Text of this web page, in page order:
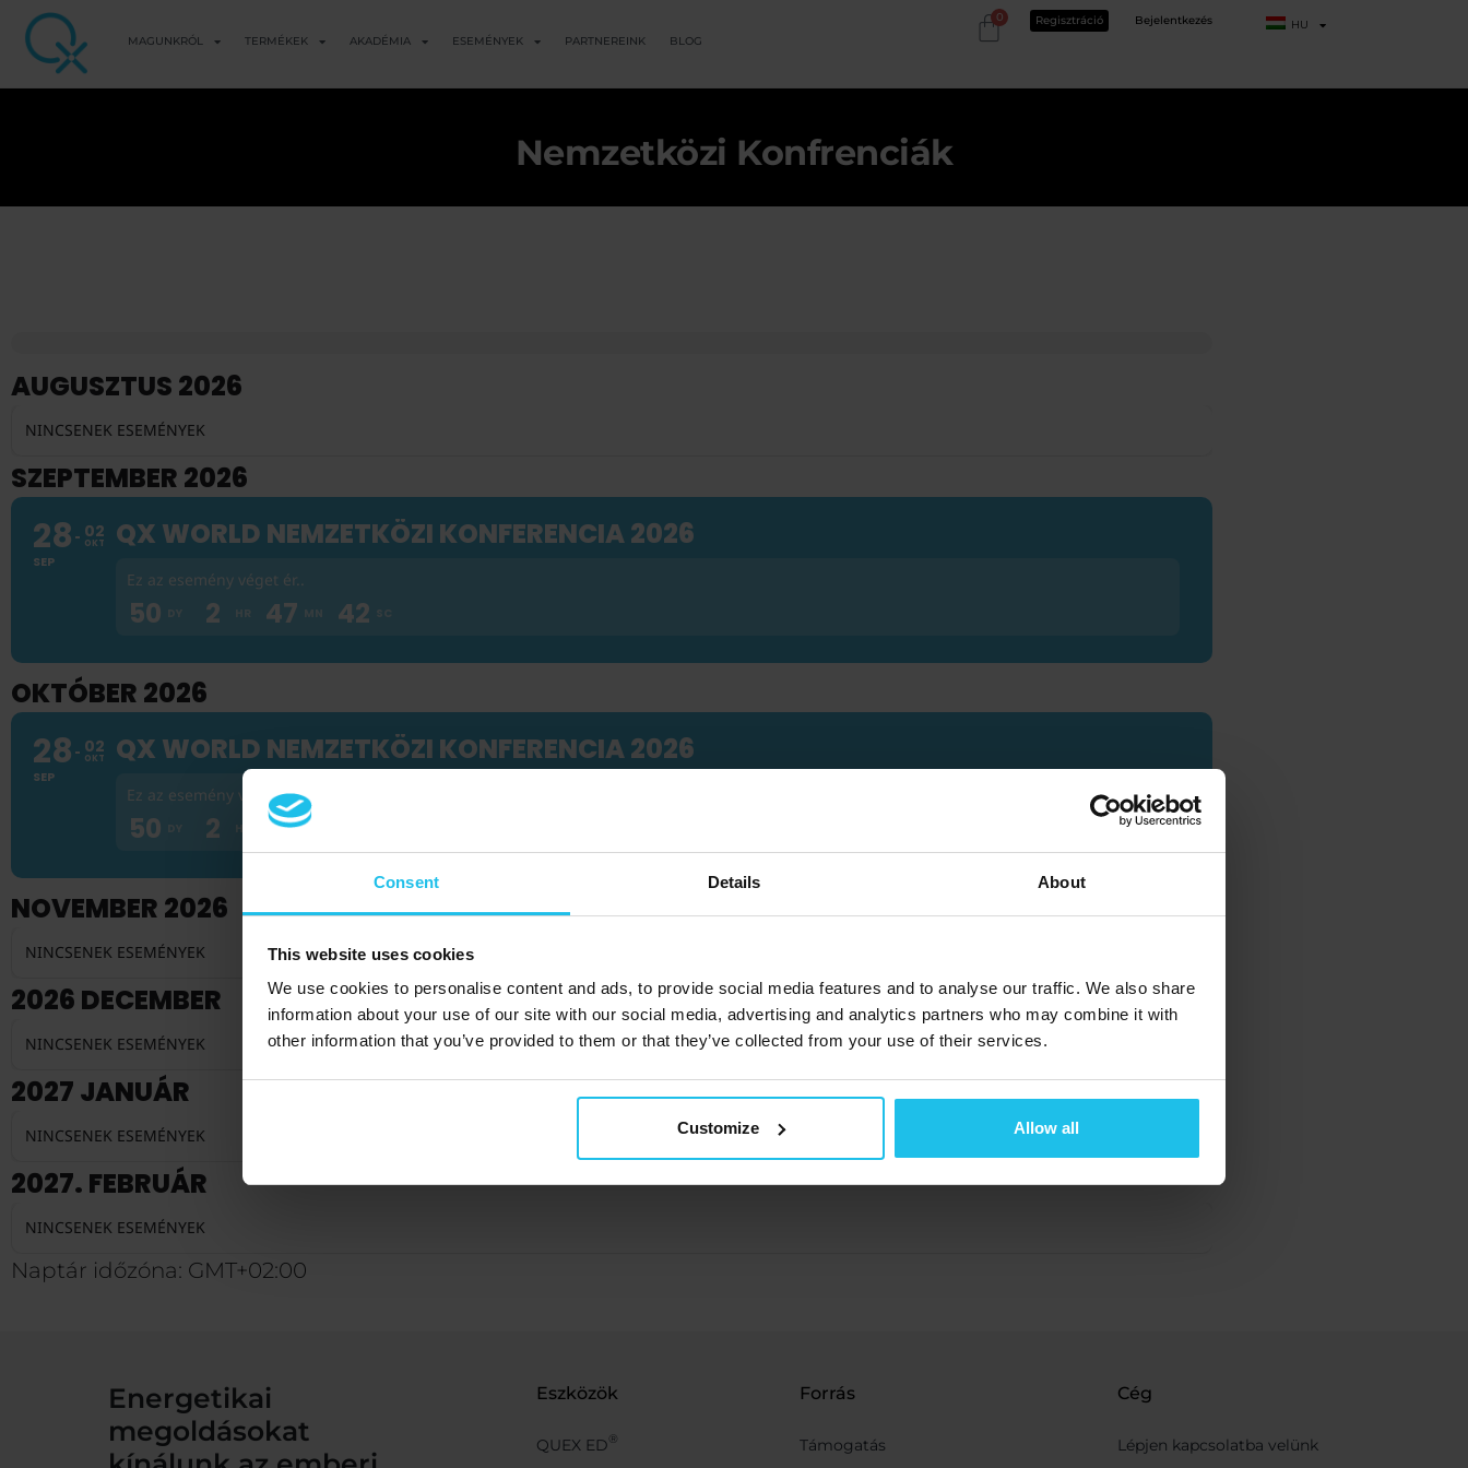
Consent Details About
This website uses cookies
We use cookies to personalise content and ads, to provide social media features and to analyse our traffic. We also share
information about your use of our site with our social media, advertising and analytics partners who may combine it with
other information that you’ve provided to them or that they’ve collected from your use of their services.
Customize Allow all
MAGUNKRÓL TERMÉKEK AKADÉMIA ESEMÉNYEK PARTNEREINK BLOG
0 Regisztráció Bejelentkezés HU
Nemzetközi Konfrenciák
AUGUSZTUS 2026
NINCSENEK ESEMÉNYEK
SZEPTEMBER 2026
28
SEP
02
OKT QX WORLD NEMZETKÖZI KONFERENCIA 2026
Ez az esemény véget ér..
50 41
OKTÓBER 2026
28
SEP
02
OKT QX WORLD NEMZETKÖZI KONFERENCIA 2026
Ez az esemény véget ér..
50 41
NOVEMBER 2026
NINCSENEK ESEMÉNYEK
2026 DECEMBER
NINCSENEK ESEMÉNYEK
2027 JANUÁR
NINCSENEK ESEMÉNYEK
2027. FEBRUÁR
NINCSENEK ESEMÉNYEK
Naptár időzóna: GMT+02:00
Energetikai
megoldásokat
Eszközök
QUEX ED®
Forrás
Támogatás
Cég
Lépjen kapcsolatba velünk